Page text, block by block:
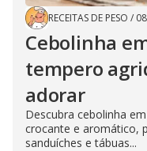
RECEITAS DE PESO /
Cebolinha
tempero
adorar
Descubra cebolinha
crocante e aromático,
sanduíches e tábuas...